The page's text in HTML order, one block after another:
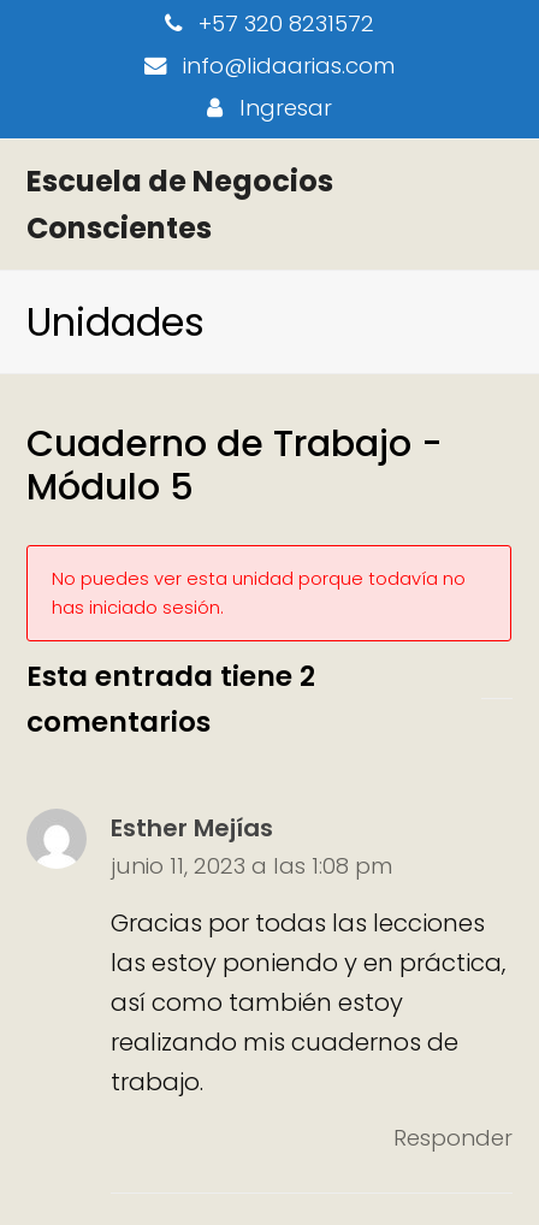
+57 320 8231572
info@lidaarias.com
Ingresar
Escuela de Negocios
Conscientes
Unidades
Cuaderno de Trabajo -
Módulo 5
No puedes ver esta unidad porque todavía no
has iniciado sesión.
Esta entrada tiene 2
comentarios
Esther Mejías
junio 11, 2023 a las 1:08 pm
Gracias por todas las lecciones
las estoy poniendo y en práctica,
así como también estoy
realizando mis cuadernos de
trabajo.
Responder